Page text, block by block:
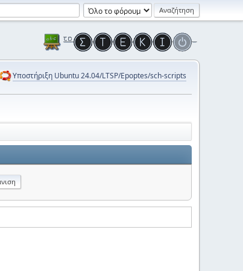
Υποστήριξη Ubuntu 24.04/LTSP/Epoptes/sch-scripts